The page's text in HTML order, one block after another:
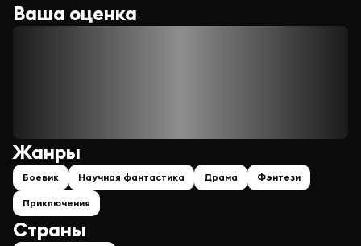
Ваша оценка
Страны
Жанры
Боевик Научная фантастика Драма Фэнтези
Приключения